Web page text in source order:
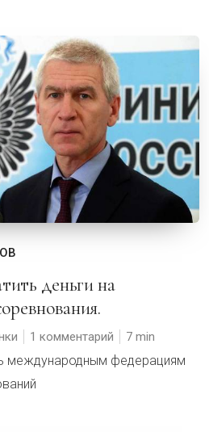
1 комментарий 7
международным федерациям